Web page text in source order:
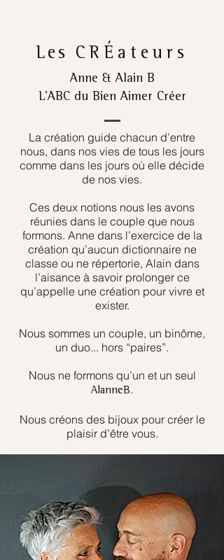
Les CRÉateurs
Anne & Alain B
L’ABC du Bien Aimer Créer
La création guide chacun d’entre
nous, dans nos vies de tous les jours
comme dans les jours où elle décide
de nos vies.
Ces deux notions nous les avons
réunies dans le couple que nous
formons. Anne dans l’exercice de la
création qu’aucun dictionnaire ne
classe ou ne répertorie, Alain dans
l’aisance à savoir prolonger ce
qu’appelle une création pour vivre et
exister.
Nous sommes un couple, un binôme,
un duo... hors “paires”.
Nous ne formons qu’un et un seul
AlanneB.
Nous créons des bijoux pour créer le
plaisir d’être vous.